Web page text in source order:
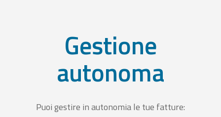
Gestione
autonoma
Puoi gestire in autonomia le tue fatture: